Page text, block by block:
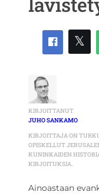
KIRJOITTANUT
JUHO SANKAMO
KIRJOITTAJA ON
OPISKELLUT
KUNINKAIDEN
KIRJOITUKSIA.
Ainoastaan